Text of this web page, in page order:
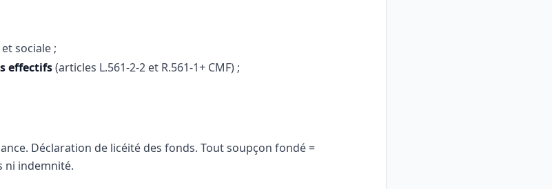
sociale ;
effectifs(articles L.561-2-2 et R.561-1+ CMF) ;
Déclaration de licéité des fonds. Tout soupçon fondé =
ni indemnité.